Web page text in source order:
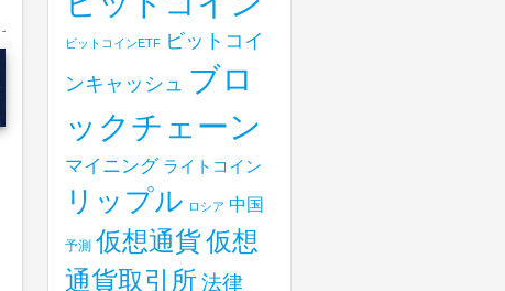
ビットコインETF
ビットコイ
ンキャッシュ ブロ
ックチェーン
マイニング ライトコイン
リップル ロシア 中国
予測 仮想通貨仮想
通貨取引所 法律